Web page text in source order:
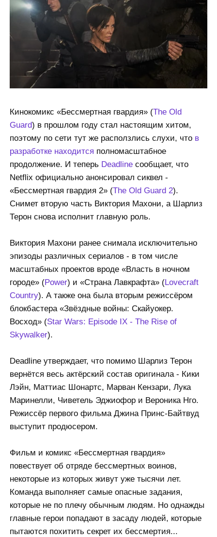
Кинокомикс «Бессмертная гвардия» (The Old
Guard) в прошлом году стал настоящим хитом,
поэтому по сети тут же расползлись слухи, что в
разработке находится полномасштабное
продолжение. И теперь Deadline сообщает, что
Netflix официально анонсировал сиквел -
«Бессмертная гвардия 2» (The Old Guard 2).
Снимет вторую часть Виктория Махони, а Шарлиз
Терон снова исполнит главную роль.
Виктория Махони ранее снимала исключительно
эпизоды различных сериалов - в том числе
масштабных проектов вроде «Власть в ночном
городе» (Power) и «Страна Лавкрафта» (Lovecraft
Country). А также она была вторым режиссёром
блокбастера «Звёздные войны: Скайуокер.
Восход» (Star Wars: Episode IX - The Rise of
Skywalker).
Deadline утверждает, что помимо Шарлиз Терон
вернётся весь актёрский состав оригинала - Кики
Лэйн, Маттиас Шонартс, Марван Кензари, Лука
Маринелли, Чиветель Эджиофор и Вероника Нго.
Режиссёр первого фильма Джина Принс-Байтвуд
выступит продюсером.
Фильм и комикс «Бессмертная гвардия»
повествует об отряде бессмертных воинов,
некоторые из которых живут уже тысячи лет.
Команда выполняет самые опасные задания,
которые не по плечу обычным людям. Но однажды
главные герои попадают в засаду людей, которые
пытаются похитить секрет их бессмертия...